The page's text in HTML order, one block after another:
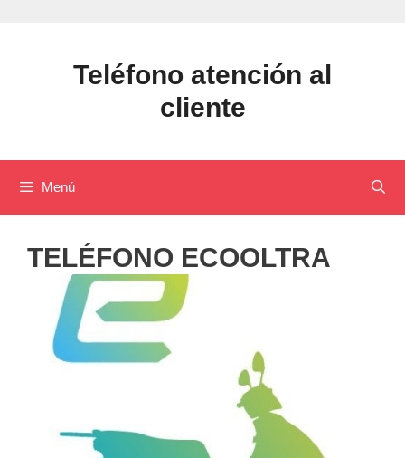
Teléfono atención al
cliente
Menú
TELÉFONO ECOOLTRA